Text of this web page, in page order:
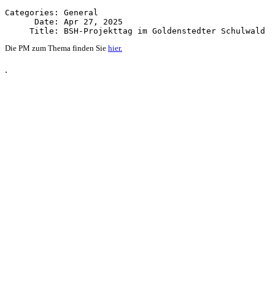
Categories: General
      Date: Apr 27, 2025
Die PM zum Thema finden Sie hier.
.